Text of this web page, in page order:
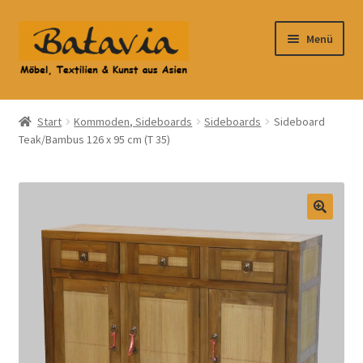
Zur
Navigation
springen
Zum
Inhalt
springen
Menü
Start
Accessoires
AGB
Anfahrt
Datenschutzbelehrung
Datenschutzerklärung
Heimtextilien
Start Kommoden, Sideboards Sideboards
Sideboard
Teak/Bambus 126 x 95 cm (T 35)